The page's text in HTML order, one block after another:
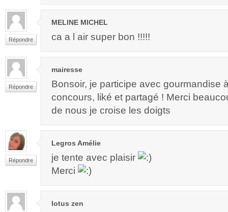
Répondre
MELINE MICHEL
ca a l air super bon !!!!!
Répondre
mairesse
Bonsoir, je participe avec gourmandise
concours, liké et partagé ! Merci
de nous je croise les doigts
Répondre
Legros Amélie
je tente avec plaisir
Merci
lotus zen